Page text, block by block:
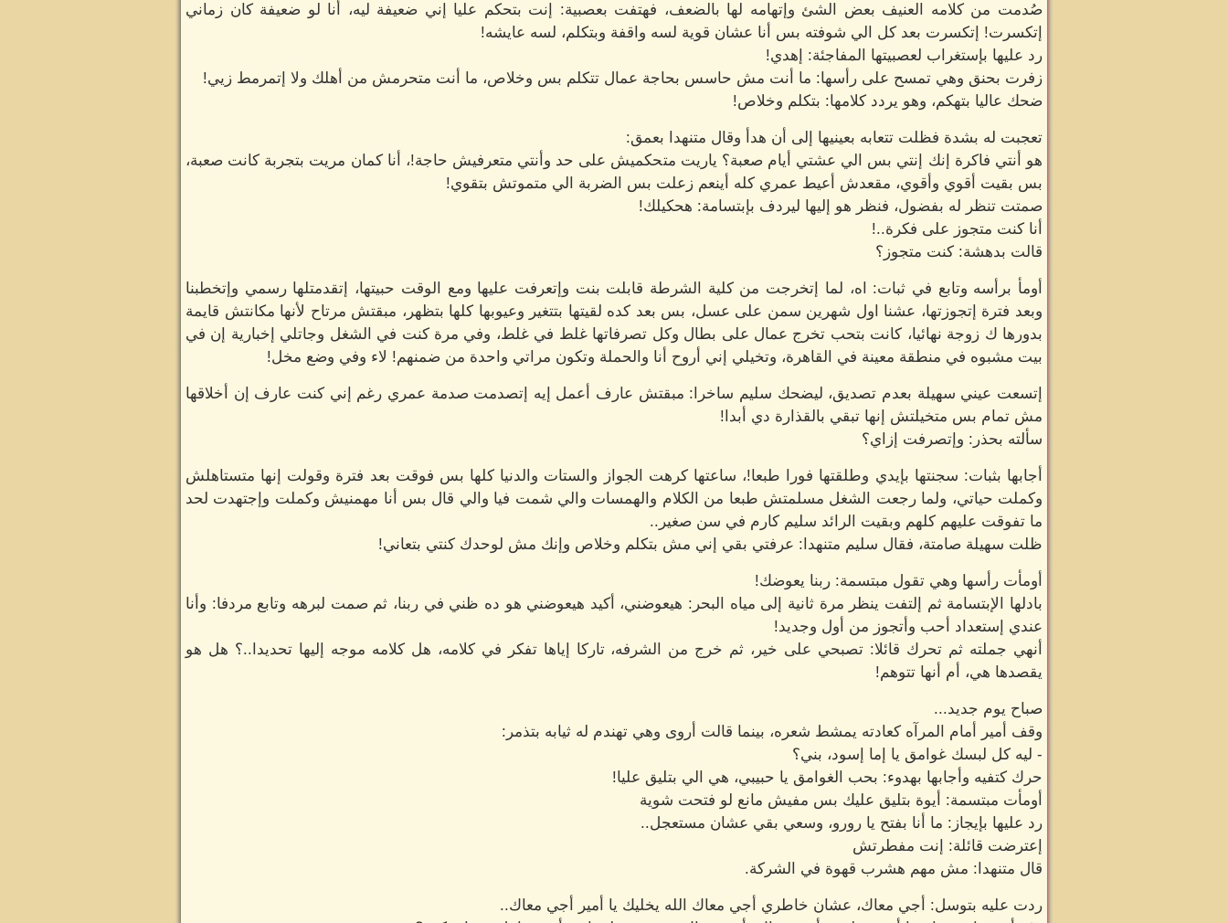
صُدمت من كلامه العنيف بعض الشئ وإتهامه لها بالضعف، فهتفت بعصبية: إنت بتحكم عليا إني ضعيفة ليه، أنا لو ضعيفة كان زماني
إتكسرت! إتكسرت بعد كل الي شوفته بس أنا عشان قوية لسه واقفة وبتكلم، لسه عايشه!
رد عليها بإستغراب لعصبيتها المفاجئة: إهدي!
زفرت بحنق وهي تمسح على رأسها: ما أنت مش حاسس بحاجة عمال تتكلم بس وخلاص، ما أنت متحرمش من أهلك ولا إتمرمط زيي!
ضحك عاليا بتهكم، وهو يردد كلامها: بتكلم وخلاص!
تعجبت له بشدة فظلت تتعابه بعينيها إلى أن هدأ وقال متنهدا بعمق:
هو أنتي فاكرة إنك إنتي بس الي عشتي أيام صعبة؟ ياريت متحكميش على حد وأنتي متعرفيش حاجة!، أنا كمان مريت بتجربة كانت صعبة،
بس بقيت أقوي وأقوي، مقعدش أعيط عمري كله أينعم زعلت بس الضربة الي متموتش بتقوي!
صمتت تنظر له بفضول، فنظر هو إليها ليردف بإبتسامة: هحكيلك!
أنا كنت متجوز على فكرة..!
قالت بدهشة: كنت متجوز؟
أومأ برأسه وتابع في ثبات: اه، لما إتخرجت من كلية الشرطة قابلت بنت وإتعرفت عليها ومع الوقت حبيتها، إتقدمتلها رسمي وإتخطبنا
وبعد فترة إتجوزتها، عشنا اول شهرين سمن على عسل، بس بعد كده لقيتها بتتغير وعيوبها كلها بتظهر، مبقتش مرتاح لأنها مكانتش قايمة
بدورها ك زوجة نهائيا، كانت بتحب تخرج عمال على بطال وكل تصرفاتها غلط في غلط، وفي مرة كنت في الشغل وجاتلي إخبارية إن في
بيت مشبوه في منطقة معينة في القاهرة، وتخيلي إني أروح أنا والحملة وتكون مراتي واحدة من ضمنهم! لاء وفي وضع مخل!
إتسعت عيني سهيلة بعدم تصديق، ليضحك سليم ساخرا: مبقتش عارف أعمل إيه إتصدمت صدمة عمري رغم إني كنت عارف إن أخلاقها
مش تمام بس متخيلتش إنها تبقي بالقذارة دي أبدا!
سألته بحذر: وإتصرفت إزاي؟
أجابها بثبات: سجنتها بإيدي وطلقتها فورا طبعا!، ساعتها كرهت الجواز والستات والدنيا كلها بس فوقت بعد فترة وقولت إنها متستاهلش
وكملت حياتي، ولما رجعت الشغل مسلمتش طبعا من الكلام والهمسات والي شمت فيا والي قال بس أنا مهمنيش وكملت وإجتهدت لحد
ما تفوقت عليهم كلهم وبقيت الرائد سليم كارم في سن صغير..
ظلت سهيلة صامتة، فقال سليم متنهدا: عرفتي بقي إني مش بتكلم وخلاص وإنك مش لوحدك كنتي بتعاني!
أومأت رأسها وهي تقول مبتسمة: ربنا يعوضك!
بادلها الإبتسامة ثم إلتفت ينظر مرة ثانية إلى مياه البحر: هيعوضني، أكيد هيعوضني هو ده ظني في ربنا، ثم صمت لبرهه وتابع مردفا: وأنا
عندي إستعداد أحب وأتجوز من أول وجديد!
أنهي جملته ثم تحرك قائلا: تصبحي على خير، ثم خرج من الشرفه، تاركا إياها تفكر في كلامه، هل كلامه موجه إليها تحديدا..؟ هل هو
يقصدها هي، أم أنها تتوهم!
صباح يوم جديد...
وقف أمير أمام المرآه كعادته يمشط شعره، بينما قالت أروى وهي تهندم له ثيابه بتذمر:
- ليه كل لبسك غوامق يا إما إسود، بني؟
حرك كتفيه وأجابها بهدوء: بحب الغوامق يا حبيبي، هي الي بتليق عليا!
أومأت مبتسمة: أيوة بتليق عليك بس مفيش مانع لو فتحت شوية
رد عليها بإيجاز: ما أنا بفتح يا رورو، وسعي بقي عشان مستعجل..
إعترضت قائلة: إنت مفطرتش
قال متنهدا: مش مهم هشرب قهوة في الشركة.
ردت عليه بتوسل: أجي معاك، عشان خاطري أجي معاك الله يخليك يا أمير أجي معاك..